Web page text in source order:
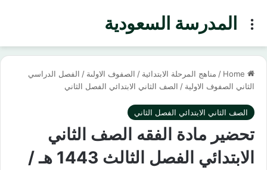
المدرسة السعوديةMenu
/ مناهج المرحلة الابتدائية / الصفوف الاولىة / الفصل الدراسي
الثاني الصفوف الاولية / الصف الثاني الابتدائي الفصل الثاني
الصف الثاني الابتدائي الفصل الثاني
تحضير مادة الفقه الصف الثاني
الابتدائي الفصل الثالث 1443 هـ /